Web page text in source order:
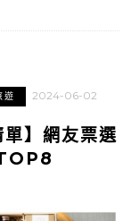
遊 2024-06-02
】網友票選